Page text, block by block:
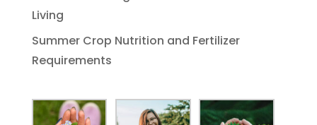
Living
Summer Crop Nutrition and Fertilizer
Requirements